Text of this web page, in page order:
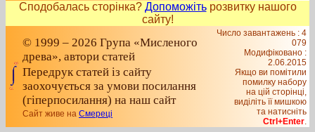
Сподобалась сторінка? Допоможітьрозвитку нашого
сайту!
© 1999 – 2026 Група «Мисленого
древа», автори статей
Передрук статей із сайту
заохочується за умови посилання
(гіперпосилання) на наш сайт
Сайт живе на Смереці
Число завантажень : 4
079
Модифіковано :
2.06.2015
Якщо ви помітили
помилку набору
на цiй сторiнцi,
видiлiть її мишкою
та натисніть
Ctrl+Enter.